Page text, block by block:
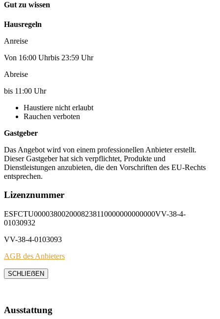
Gut zu wissen
Hausregeln
Anreise
Von 16:00 Uhrbis 23:59 Uhr
Abreise
bis 11:00 Uhr
Haustiere nicht erlaubt
Rauchen verboten
Gastgeber
Das Angebot wird von einem professionellen Anbieter erstellt.
Dieser Gastgeber hat sich verpflichtet, Produkte und
Dienstleistungen anzubieten, die den Vorschriften des EU-Rechts
entsprechen.
Lizenznummer
ESFCTU0000380020008238110000000000000VV-38-4-
01030932
VV-38-4-0103093
AGB des Anbieters
SCHLIEẞEN
Ausstattung